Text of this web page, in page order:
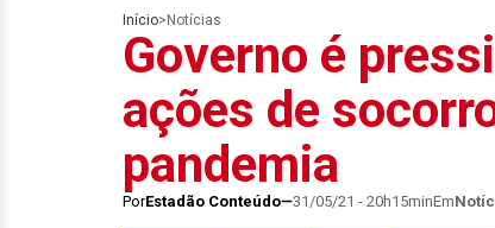
Início> Notícias
Governo é
ações de
pandemia
PorEstadão Conteúdo 31/05/21 - 20h15minEm